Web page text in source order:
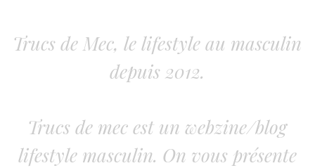
Trucs de Mec, le lifestyle au masculin
depuis 2012.
Trucs de mec est un webzine/blog
lifestyle masculin. On vous présente